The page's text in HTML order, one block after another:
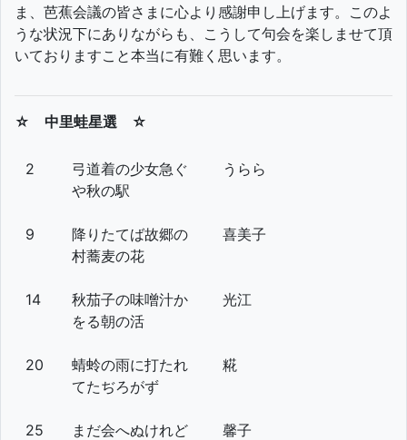
ま、芭蕉会議の皆さまに心より感謝申し上げます。このよ
うな状況下にありながらも、こうして句会を楽しませて頂
いておりますこと本当に有難く思います。
☆ 中里蛙星選 ☆
2
弓道着の少女急ぐ
や秋の駅
うらら
9
降りたてば故郷の
村蕎麦の花
喜美子
14
秋茄子の味噌汁か
をる朝の活
光江
20
蜻蛉の雨に打たれ
てたぢろがず
糀
25
まだ会へぬけれど
馨子